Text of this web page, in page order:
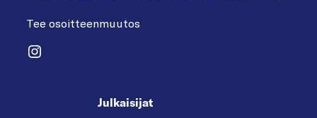
Tee osoitteenmuutos
Instagram
Julkaisijat